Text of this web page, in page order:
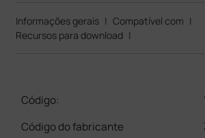
Informações gerais | Compatível com |
Recursos para download |
Código:
Código do fabricante